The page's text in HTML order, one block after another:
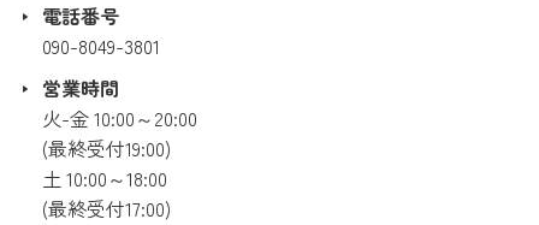
電話番号
090-8049-3801
営業時間
火-金 10:00～20:00
(最終受付19:00)
土 10:00～18:00
(最終受付17:00)